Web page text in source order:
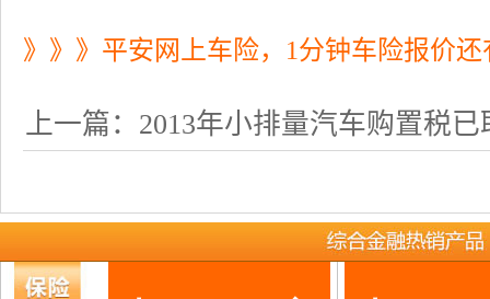
》》》平安网上车险，1分钟车险报价
上一篇： 2013年小排量汽车购置税已